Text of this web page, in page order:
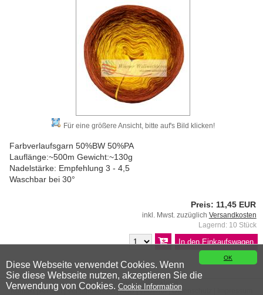
OK
Diese Webseite verwendet Cookies. Wenn
Sie diese Webseite nutzen, akzeptieren Sie die
Verwendung von Cookies. Cookie Information
Für eine größere Ansicht, bitte auf's Bild klicken!
Farbverlaufsgarn 50%BW 50%PA
Lauflänge:~500m Gewicht:~130g
Nadelstärke: Empfehlung 3 - 4,5
Waschbar bei 30°
Preis: 11,45 EUR
inkl. Mwst. zuzüglich Versandkosten
Lagernd: 10 Stück
© 2026 Wiener Wollwicklerei
Kontakt |Anfahrt |Versandkosten |AGB|Widerruf|Datenschutz